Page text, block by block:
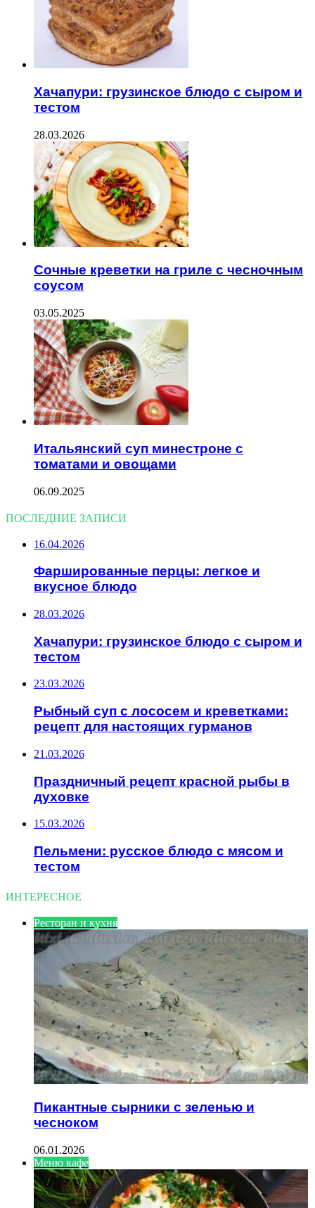
Хачапури: грузинское блюдо с сыром и
тестом
28.03.2026
Сочные креветки на гриле с чесночным
соусом
03.05.2025
Итальянский суп минестроне с
томатами и овощами
06.09.2025
ПОСЛЕДНИЕ ЗАПИСИ
16.04.2026
Фаршированные перцы: легкое и
вкусное блюдо
28.03.2026
Хачапури: грузинское блюдо с сыром и
тестом
23.03.2026
Рыбный суп с лососем и креветками:
рецепт для настоящих гурманов
21.03.2026
Праздничный рецепт красной рыбы в
духовке
15.03.2026
Пельмени: русское блюдо с мясом и
тестом
ИНТЕРЕСНОЕ
Ресторан и кухня
Пикантные сырники с зеленью и
чесноком
06.01.2026
Меню кафе